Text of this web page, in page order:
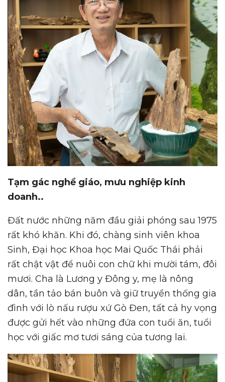
Tạm gác nghề giáo, mưu nghiệp kinh
doanh..
Đất nước những năm đầu giải phóng sau 1975
rất khó khăn. Khi đó, chàng sinh viên khoa
Sinh, Đại học Khoa học Mai Quốc Thái phải
rất chật vật để nuôi con chữ khi mười tám, đôi
mươi. Cha là Lương y Đông y, mẹ là nông
dân, tần tảo bán buôn và giữ truyền thống gia
đình với lò nấu rượu xứ Gò Đen, tất cả hy vọng
được gửi hết vào những đứa con tuổi ăn, tuổi
học với giấc mơ tươi sáng của tương lai.